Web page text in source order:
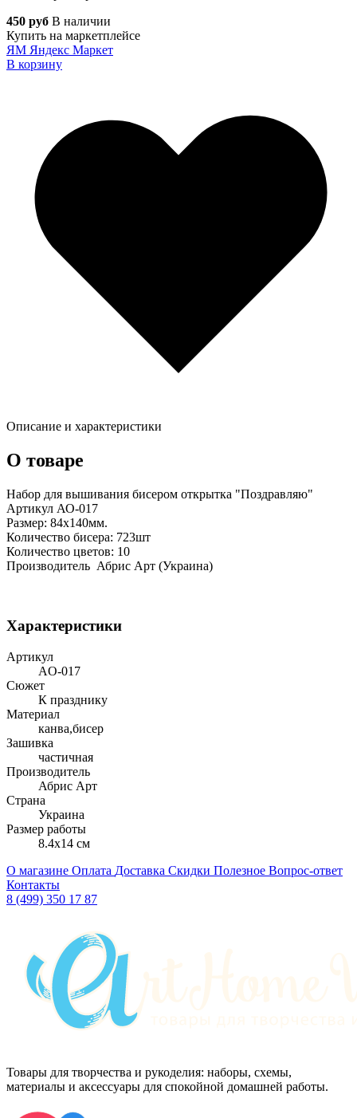
450 руб В наличии
Купить на маркетплейсе
ЯМ Яндекс Маркет
В корзину
Описание и характеристики
О товаре
Набор для вышивания бисером открытка "Поздравляю"
Артикул АО-017
Размер: 84х140мм.
Количество бисера: 723шт
Количество цветов: 10
Производитель Абрис Арт (Украина)
Характеристики
Артикул
AO-017
Сюжет
К празднику
Материал
канва,бисер
Зашивка
частичная
Производитель
Абрис Арт
Страна
Украина
Размер работы
8.4x14 см
О магазине Оплата Доставка Скидки Полезное Вопрос-ответ
Контакты
8 (499) 350 17 87
Товары для творчества и рукоделия: наборы, схемы,
материалы и аксессуары для спокойной домашней работы.